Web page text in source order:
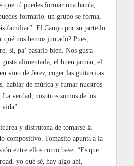
que tú puedes formar una banda,
formarlo, un grupo se forma,
familiar”. El Canijo por su parte lo
nos hemos juntado? Pues,
sí, pa’ pasarlo bien. Nos gusta
gusta alimentarla, el buen jamón, el
vino de Jerez, coger las guitarritas
hablar de música y fumar nuestros
verdad, nosotros somos de los
y disfrutona de tomarse la
compositivo. Tomasito apunta a la
entre ellos como base: “Es que
yo qué sé, hay algo ahí,